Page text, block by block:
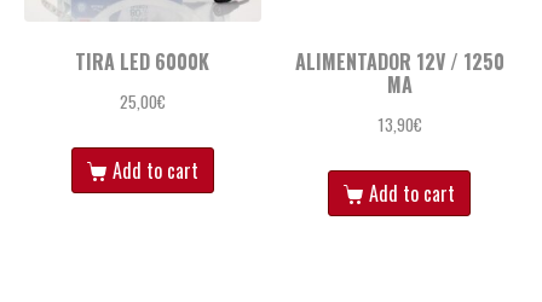
TIRA LED 6000K
25,00€
Add to cart
ALIMENTADOR 12V / 1250
MA
13,90€
Add to cart